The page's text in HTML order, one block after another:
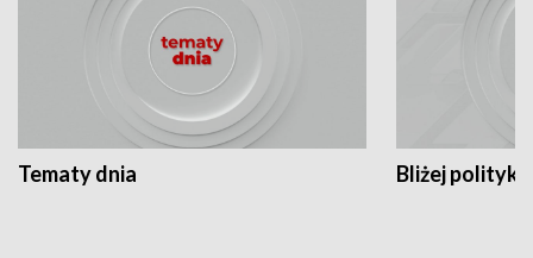
Tematy dnia Bliżej polityki